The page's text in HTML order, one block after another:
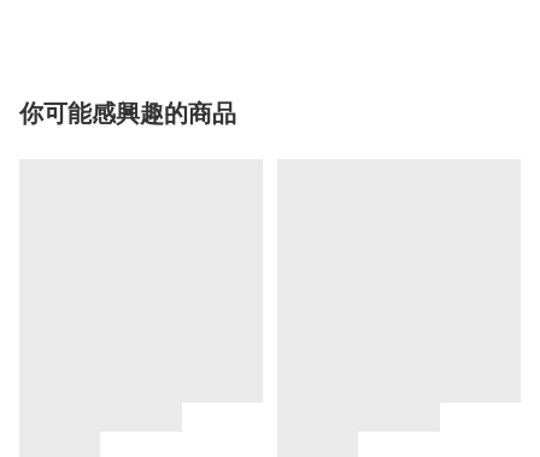
你可能感興趣的商品